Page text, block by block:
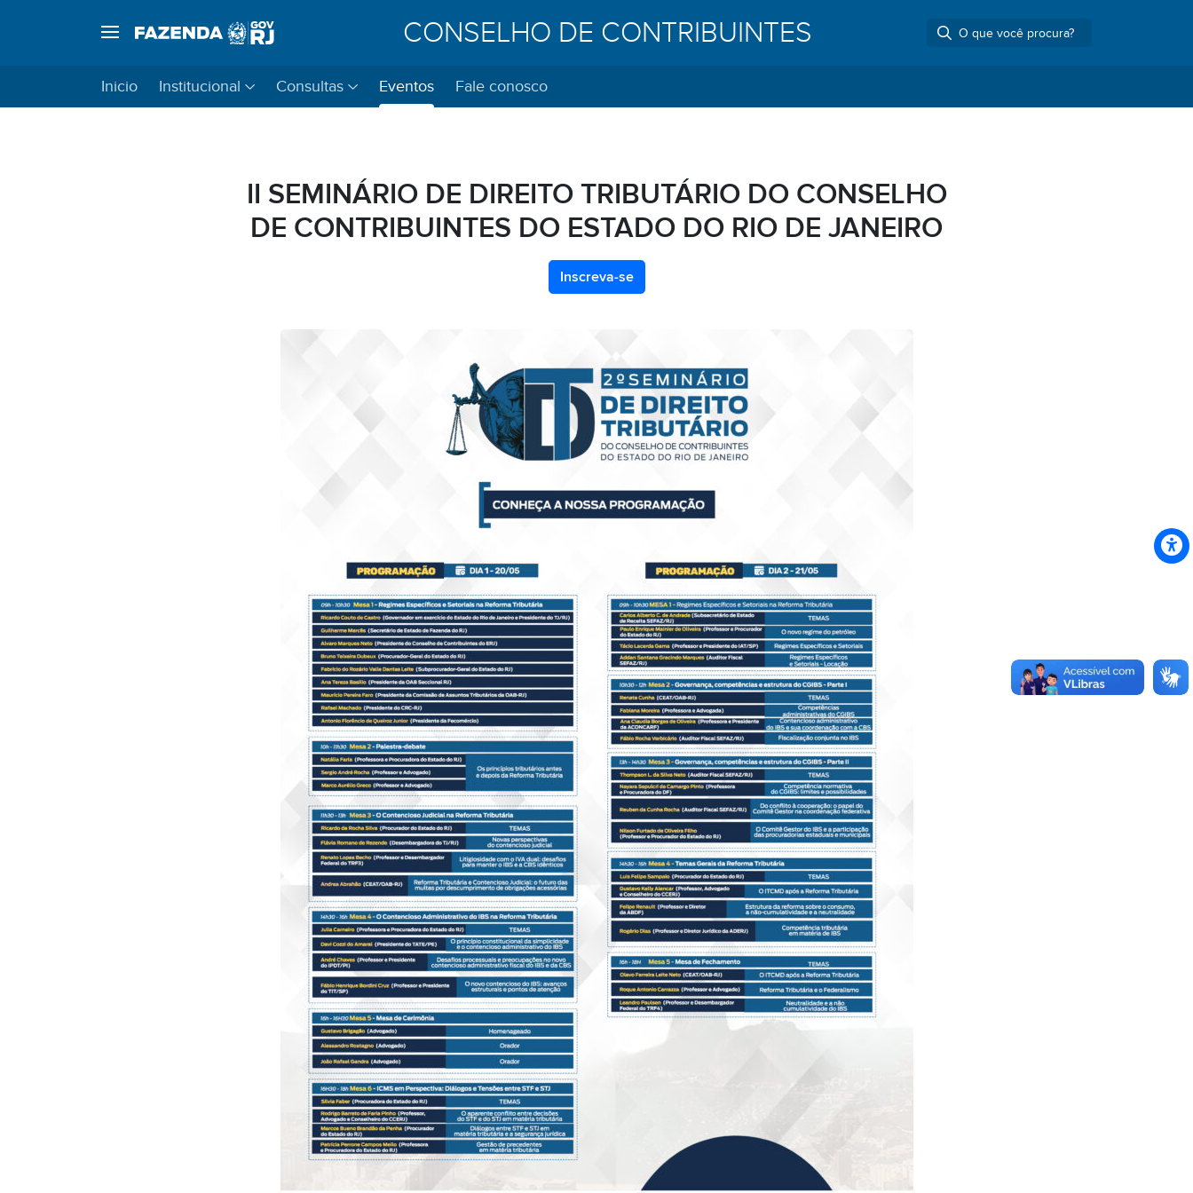
CONSELHO DE CONTRIBUINTES
Inicio Institucional Consultas Eventos Fale conosco
II SEMINÁRIO DE DIREITO TRIBUTÁRIO DO CONSELHO
DE CONTRIBUINTES DO ESTADO DO RIO DE JANEIRO
Inscreva-se